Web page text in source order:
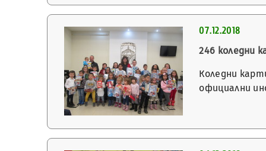
07.12.2018
246 коледни
Коледни
официални